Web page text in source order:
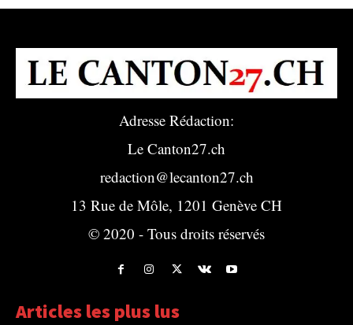
Adresse Rédaction:
Le Canton27.ch
redaction@lecanton27.ch
13 Rue de Môle, 1201 Genève CH
© 2020 - Tous droits réservés
Articles les plus lus